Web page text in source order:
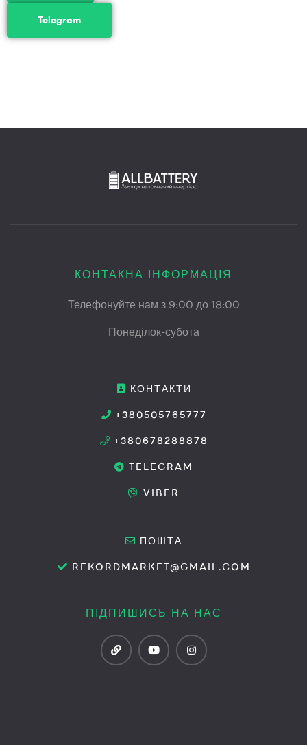
Telegram
КОНТАКНА ІНФОРМАЦІЯ
Телефонуйте нам з 9:00 до 18:00
Понеділок-субота
КОНТАКТИ
+380505765777
+380678288878
TELEGRAM
VIBER
ПОШТА
REKORDMARKET@GMAIL.COM
ПІДПИШИСЬ НА НАС